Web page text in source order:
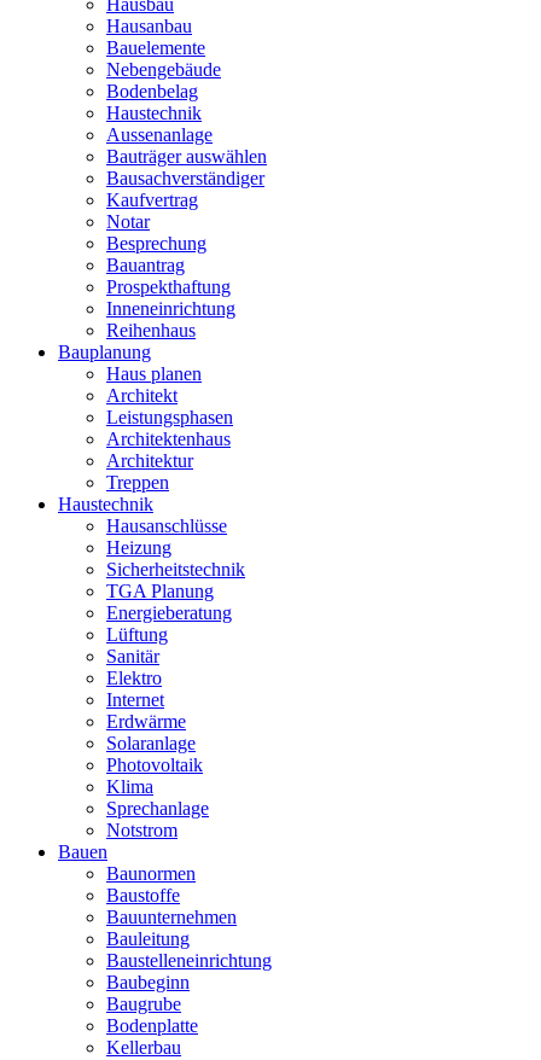
Hausbau
Hausanbau
Bauelemente
Nebengebäude
Bodenbelag
Haustechnik
Aussenanlage
Bauträger auswählen
Bausachverständiger
Kaufvertrag
Notar
Besprechung
Bauantrag
Prospekthaftung
Inneneinrichtung
Reihenhaus
Bauplanung
Haus planen
Architekt
Leistungsphasen
Architektenhaus
Architektur
Treppen
Haustechnik
Hausanschlüsse
Heizung
Sicherheitstechnik
TGA Planung
Energieberatung
Lüftung
Sanitär
Elektro
Internet
Erdwärme
Solaranlage
Photovoltaik
Klima
Sprechanlage
Notstrom
Bauen
Baunormen
Baustoffe
Bauunternehmen
Bauleitung
Baustelleneinrichtung
Baubeginn
Baugrube
Bodenplatte
Kellerbau